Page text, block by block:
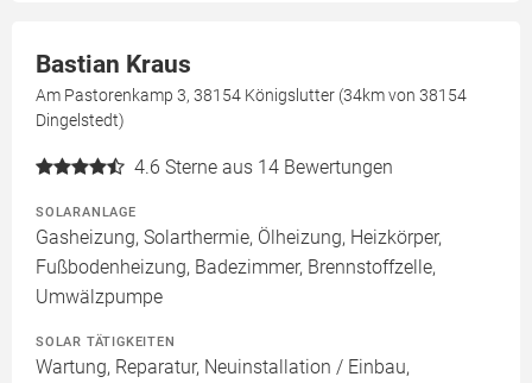
Bastian Kraus
Am Pastorenkamp 3, 38154 Königslutter (34km von 38154
Dingelstedt)
4.6 Sterne aus 14 Bewertungen
SOLARANLAGE
Gasheizung, Solarthermie, Ölheizung, Heizkörper,
Fußbodenheizung, Badezimmer, Brennstoffzelle,
Umwälzpumpe
SOLAR TÄTIGKEITEN
Wartung, Reparatur, Neuinstallation / Einbau,